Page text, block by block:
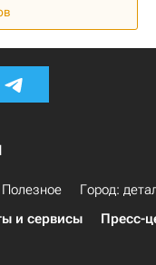
Полезное
Город:
и сервисы Пресс-